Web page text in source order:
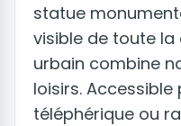
statue
visible de toute
urbain combine
loisirs.
téléphérique ou